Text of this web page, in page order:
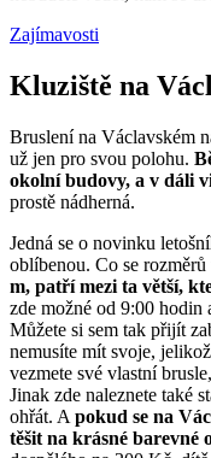
Zajímavosti
Kluziště na
Bruslení na Václavském
už jen pro svou polohu.
okolní budovy, a v dáli
prostě nádherná.
Jedná se o novinku
oblíbenou. Co se rozměrů
m, patří mezi ta větší,
zde možné od 9:00 hodin
Můžete si sem tak přijít
nemusíte mít svoje,
vezmete své vlastní
Jinak zde naleznete také
ohřát. A pokud se na
těšit na krásné barevné